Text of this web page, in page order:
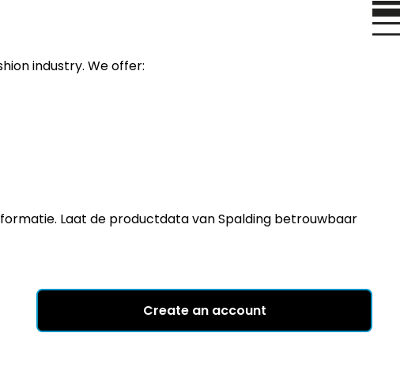
industry. We offer:
Laat de productdata van Spalding betrouwbaar
Create an account